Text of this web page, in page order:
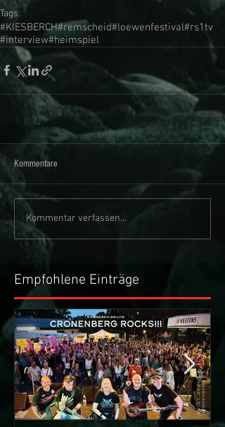
Tags:
#KIESBERCH#remscheid#loewenfestival#rs1tv
#interview#heimspiel
Kommentare
Kommentar verfassen...
Empfohlene Einträge